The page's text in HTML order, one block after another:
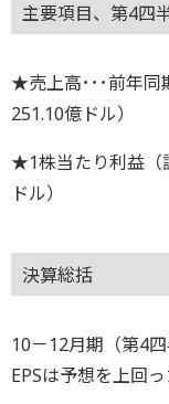
主要項目、第4四
★売上高･･･前年同
251.10億ドル）
★1株当たり利益（
ドル）
決算総括
10－12月期（第4
EPSは予想を上回っ